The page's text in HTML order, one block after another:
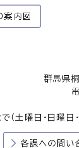
案内図
群馬県
（土曜日・日曜日
各課への問い